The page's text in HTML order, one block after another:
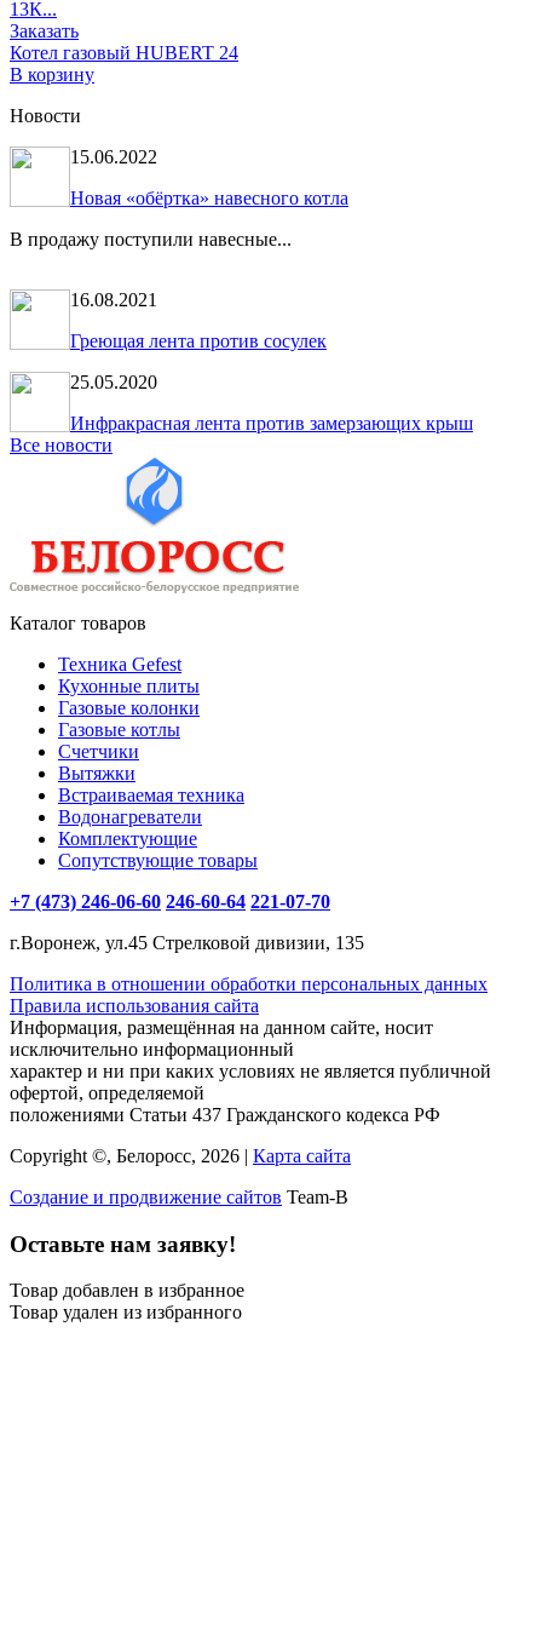
13К...
Заказать
Котел газовый HUBERT 24
В корзину
Новости
15.06.2022
Новая «обёртка» навесного котла
В продажу поступили навесные...
16.08.2021
Греющая лента против сосулек
25.05.2020
Инфракрасная лента против замерзающих крыш
Все новости
Каталог товаров
Техника Gefest
Кухонные плиты
Газовые колонки
Газовые котлы
Счетчики
Вытяжки
Встраиваемая техника
Водонагреватели
Комплектующие
Сопутствующие товары
+7 (473) 246-06-60 246-60-64 221-07-70
г.Воронеж, ул.45 Стрелковой дивизии, 135
Политика в отношении обработки персональных данных
Правила использования сайта
Информация, размещённая на данном сайте, носит
исключительно информационный
характер и ни при каких условиях не является публичной
офертой, определяемой
положениями Статьи 437 Гражданского кодекса РФ
Copyright ©, Белоросс, 2026 | Карта сайта
Создание и продвижение сайтов Team-B
Оставьте нам заявку!
Товар добавлен в избранное
Товар удален из избранного